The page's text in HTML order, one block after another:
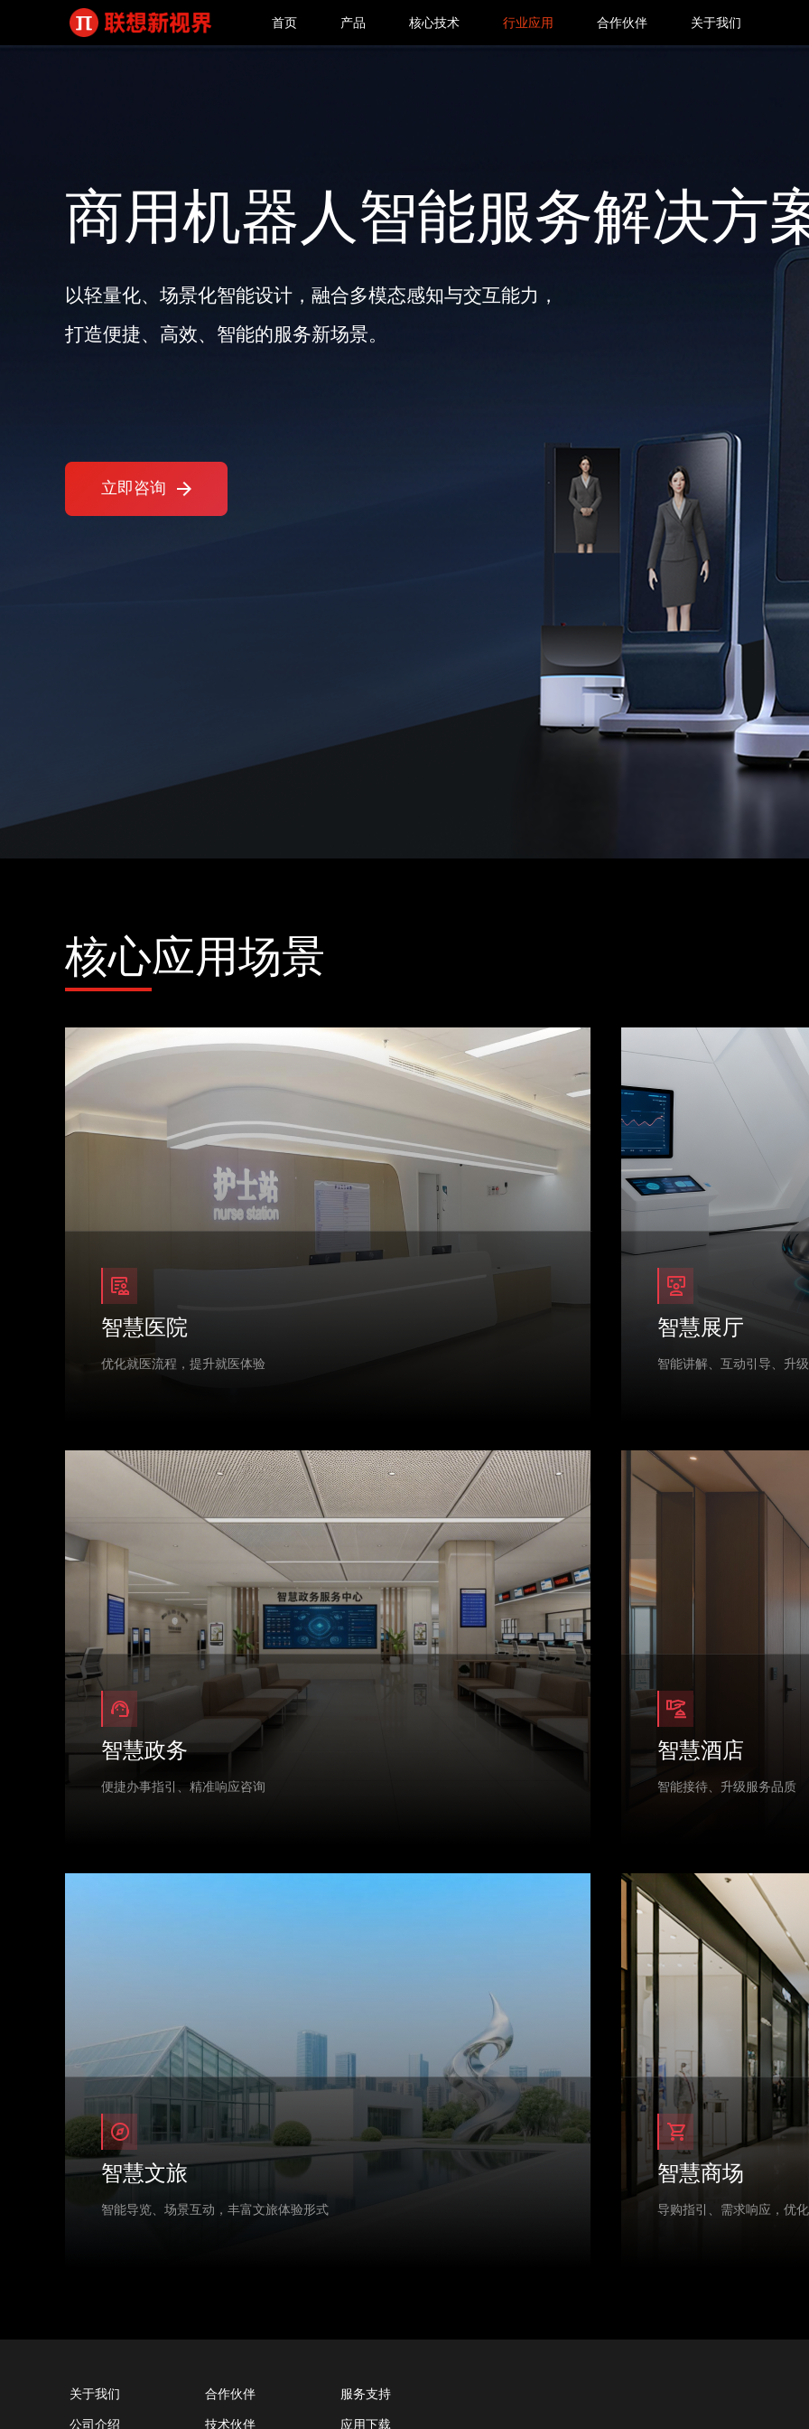
首页 产品 核心技术 行业应用 合作伙伴 关于我们
商用机器人智能服务解决方
以轻量化、场景化智能设计，融合多模态感知与交互能力，
打造便捷、高效、智能的服务新场景。
核心应用场景
智慧医院
优化就医流程，提升就医体验
智慧展厅
智能讲解、互动引导、升
智慧政务
便捷办事指引、精准响应咨询
智慧酒店
智能接待、升级服务品质
智慧文旅
智能导览、场景互动，丰富文旅体验形式
智慧商场
导购指引、需求响应，优
关于我们
公司介绍
合作伙伴
技术伙伴
服务支持
应用下载